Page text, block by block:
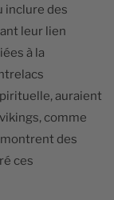
inclure des
leur lien
à la
auraient
comme
montrent des
ces